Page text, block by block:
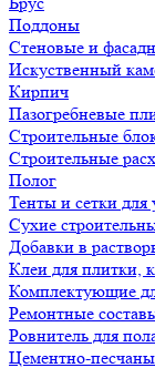
Поддоны
Стеновые и
Искуственный
Кирпич
Пазогребневые
Строительные
Строительные
Полог
Тенты и сетки для
Сухие
Добавки в
Клеи для плитки,
Комплектующие
Ремонтные
Ровнитель для
Цементно-